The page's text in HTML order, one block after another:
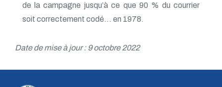
de la campagne jusqu’à ce que 90 % du courrier
soit correctement codé… en 1978.
Date de mise à jour : 9 octobre 2022